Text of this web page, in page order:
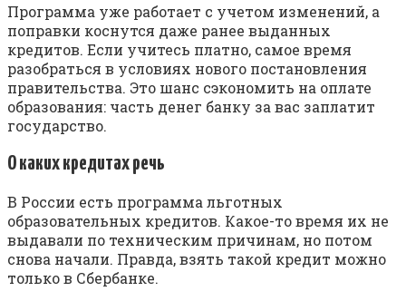
Программа уже работает с учетом изменений, а
поправки коснутся даже ранее выданных
кредитов. Если учитесь платно, самое время
разобраться в условиях нового постановления
правительства. Это шанс сэкономить на оплате
образования: часть денег банку за вас заплатит
государство.
О каких кредитах речь
В России есть программа льготных
образовательных кредитов. Какое-то время их не
выдавали по техническим причинам, но потом
снова начали. Правда, взять такой кредит можно
только в Сбербанке.